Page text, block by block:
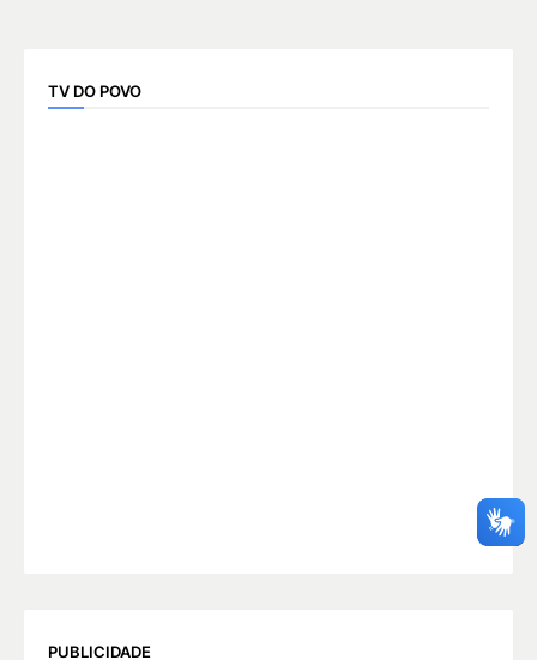
TV DO POVO
PUBLICIDADE